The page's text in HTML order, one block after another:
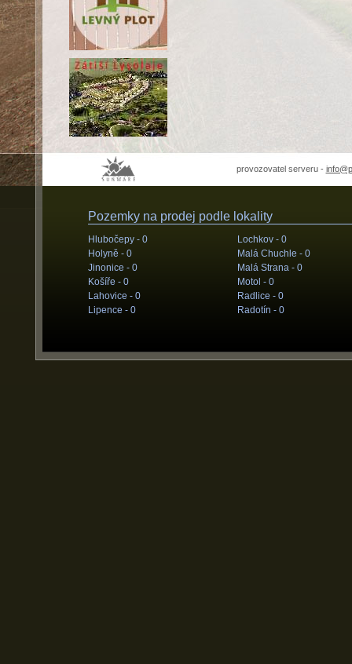
provozovatel serveru -
Pozemky na prodej podle lokality
Hlubočepy - 0
Holyně - 0
Jinonice - 0
Košíře - 0
Lahovice - 0
Lipence - 0
Lochkov - 0
Malá Chuchle - 0
Malá Strana - 0
Motol - 0
Radlice - 0
Radotín - 0